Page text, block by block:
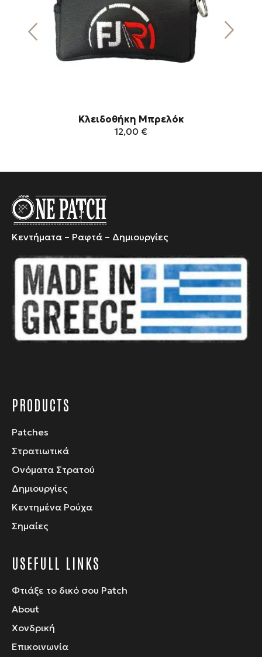
Κλειδοθήκη Μπρελόκ
12,00 €
Κεντήματα – Ραφτά – Δημιουργίες
PRODUCTS
Patches
Στρατιωτικά
Ονόματα Στρατού
Δημιουργίες
Κεντημένα Ρούχα
Σημαίες
USEFULL LINKS
Φτιάξε το δικό σου Patch
About
Χονδρική
Επικοινωνία